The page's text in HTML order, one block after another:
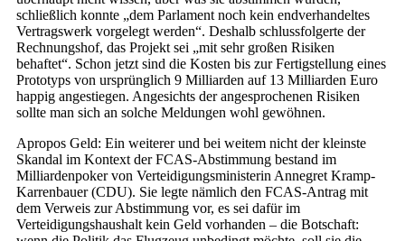
schließlich konnte „dem Parlament noch kein endverhandeltes
Vertragswerk vorgelegt werden“. Deshalb schlussfolgerte der
Rechnungshof, das Projekt sei „mit sehr großen Risiken
behaftet“. Schon jetzt sind die Kosten bis zur Fertigstellung eines
Prototyps von ursprünglich 9 Milliarden auf 13 Milliarden Euro
happig angestiegen. Angesichts der angesprochenen Risiken
sollte man sich an solche Meldungen wohl gewöhnen.
Apropos Geld: Ein weiterer und bei weitem nicht der kleinste
Skandal im Kontext der FCAS-Abstimmung bestand im
Milliardenpoker von Verteidigungsministerin Annegret Kramp-
Karrenbauer (CDU). Sie legte nämlich den FCAS-Antrag mit
dem Verweis zur Abstimmung vor, es sei dafür im
Verteidigungshaushalt kein Geld vorhanden – die Botschaft: